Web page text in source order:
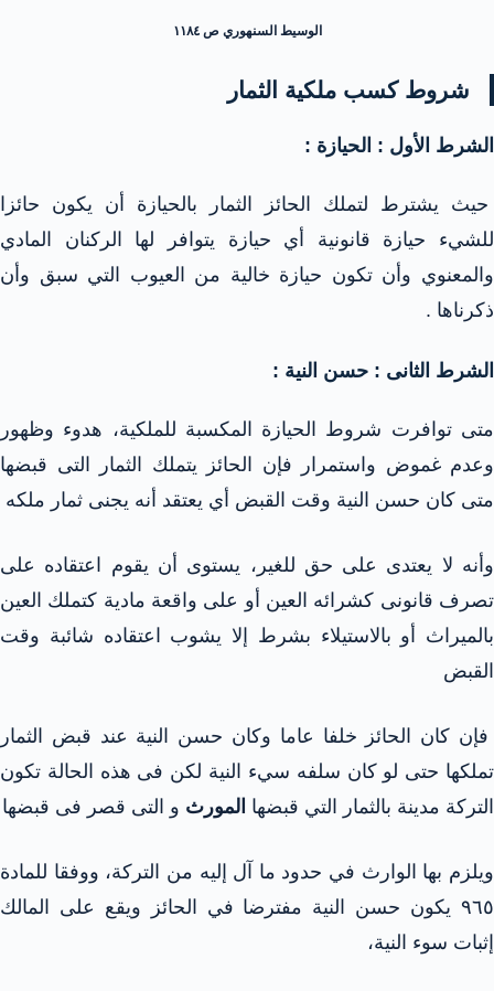
الوسيط السنهوري ص ١١٨٤
شروط كسب ملكية الثمار
الشرط الأول : الحيازة :
حيث يشترط لتملك الحائز الثمار بالحيازة أن يكون حائزا
للشيء حيازة قانونية أي حيازة يتوافر لها الركنان المادي
والمعنوي وأن تكون حيازة خالية من العيوب التي سبق وأن
ذكرناها .
الشرط الثانى : حسن النية :
متى توافرت شروط الحيازة المكسبة للملكية، هدوء وظهور
وعدم غموض واستمرار فإن الحائز يتملك الثمار التى قبضها
متى كان حسن النية وقت القبض أي يعتقد أنه يجنى ثمار ملكه
وأنه لا يعتدى على حق للغير، يستوى أن يقوم اعتقاده على
تصرف قانونى كشرائه العين أو على واقعة مادية كتملك العين
بالميراث أو بالاستيلاء بشرط إلا يشوب اعتقاده شائبة وقت
القبض
فإن كان الحائز خلفا عاما وكان حسن النية عند قبض الثمار
تملكها حتى لو كان سلفه سيء النية لكن فى هذه الحالة تكون
التركة مدينة بالثمار التي قبضها المورث و التى قصر فى قبضها
ويلزم بها الوارث في حدود ما آل إليه من التركة، ووفقا للمادة
٩٦٥ يكون حسن النية مفترضا في الحائز ويقع على المالك
إثبات سوء النية،